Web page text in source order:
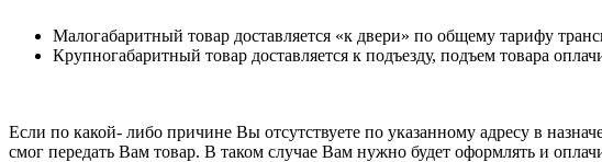
Малогабаритный товар доставляется «к двери» по общему тарифу
Крупногабаритный товар доставляется к подъезду, подъем товара
Если по какой- либо причине Вы отсутствуете по указанному адресу в
смог передать Вам товар. В таком случае Вам нужно будет оформлять и